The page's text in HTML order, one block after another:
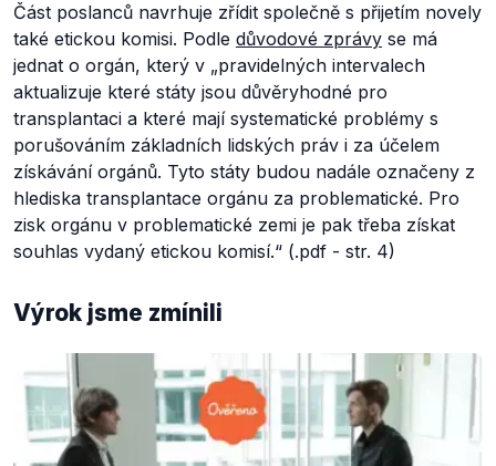
Část poslanců navrhuje zřídit společně s přijetím novely
také etickou komisi. Podle důvodové zprávy se má
jednat o orgán, který v „pravidelných intervalech
aktualizuje které státy jsou důvěryhodné pro
transplantaci a které mají systematické problémy s
porušováním základních lidských práv i za účelem
získávání orgánů. Tyto státy budou nadále označeny z
hlediska transplantace orgánu za problematické. Pro
zisk orgánu v problematické zemi je pak třeba získat
souhlas vydaný etickou komisí.“ (.pdf - str. 4)
Výrok jsme zmínili